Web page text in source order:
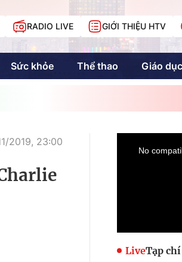
RADIO LIVE GIỚI THIỆU HTV
Sức khỏe Thể thao Giáo dục
2019, 23:00
LiveTạp